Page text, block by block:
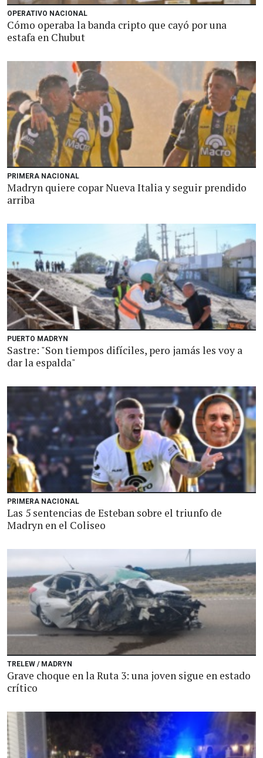
OPERATIVO NACIONAL
Cómo operaba la banda cripto que cayó por una
estafa en Chubut
PRIMERA NACIONAL
Madryn quiere copar Nueva Italia y seguir prendido
arriba
PUERTO MADRYN
Sastre: "Son tiempos difíciles, pero jamás les voy a
dar la espalda"
PRIMERA NACIONAL
Las 5 sentencias de Esteban sobre el triunfo de
Madryn en el Coliseo
TRELEW / MADRYN
Grave choque en la Ruta 3: una joven sigue en estado
crítico